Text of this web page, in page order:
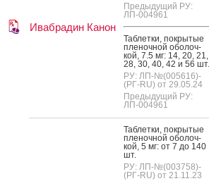
Ивабрадин Канон
Предыдущий РУ:
ЛП-004961
Таб­летки, пок­ры­тые
пле­ноч­ной обо­лоч­
кой, 7.5 мг: 14, 20, 21,
28, 30, 40, 42 и 56 шт.
РУ: ЛП-№(005616)-
(РГ-RU) от 29.05.24
Предыдущий РУ:
ЛП-004961
Таб­летки, пок­ры­тые
пле­ноч­ной обо­лоч­
кой, 5 мг: от 7 до 140
шт.
РУ: ЛП-№(003758)-
(РГ-RU) от 21.11.23